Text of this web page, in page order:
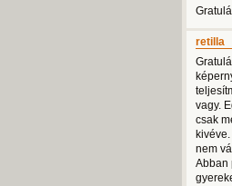
retilla
vagy.
csak
nem
Abban